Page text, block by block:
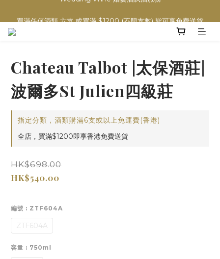
買滿任何酒類 六支 或買滿 $1200 (不限支數) 皆可享免費送貨
Chateau Talbot |太保酒莊|
波爾多St Julien四級莊
指定分類，酒類購滿6支或以上免運費(香港)
全店，買滿$1200即享香港免費送貨
HK$698.00
HK$540.00
編號 : ZTF604A
ZTF604A
容量 : 750ml